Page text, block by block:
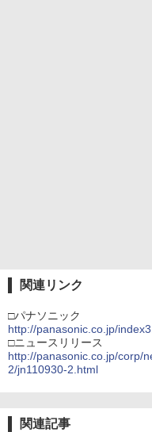
関連リンク
□パナソニック
http://panasonic.co.jp/
□ニュースリリース
http://panasonic.co.jp/corp/
2/jn110930-2.html
関連記事